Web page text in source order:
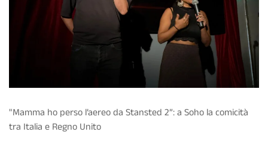
"Mamma ho perso l’aereo da Stansted 2”: a Soho la comicità
tra Italia e Regno Unito